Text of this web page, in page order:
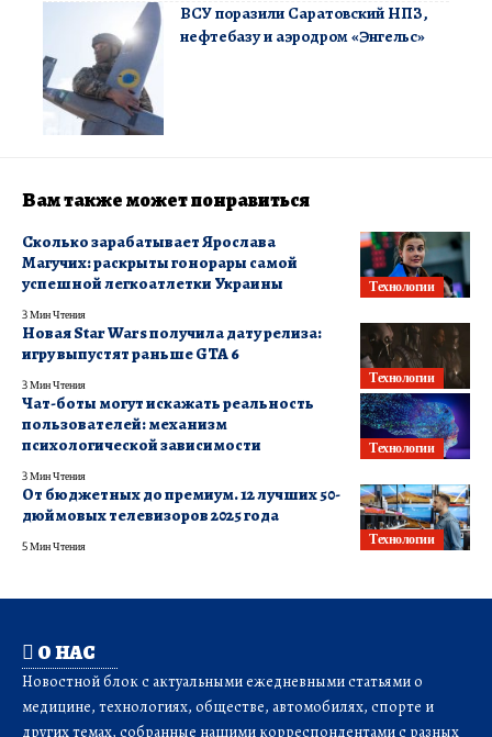
ВСУ поразили Саратовский НПЗ,
нефтебазу и аэродром «Энгельс»
Вам также может понравиться
Технологии
Сколько зарабатывает Ярослава
Магучих: раскрыты гонорары самой
успешной легкоатлетки Украины
3 Мин Чтения
Технологии
Новая Star Wars получила дату релиза:
игру выпустят раньше GTA 6
3 Мин Чтения
Технологии
Чат-боты могут искажать реальность
пользователей: механизм
психологической зависимости
3 Мин Чтения
Технологии
От бюджетных до премиум. 12 лучших 50-
дюймовых телевизоров 2025 года
5 Мин Чтения
О НАС
Новостной блок с актуальными ежедневными статьями о
медицине, технологиях, обществе, автомобилях, спорте и
других темах, собранные нашими корреспондентами с разных